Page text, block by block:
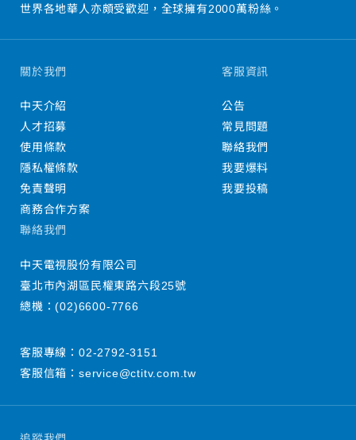
世界各地華人亦頗受歡迎，全球擁有2000萬粉絲。
關於我們
中天介紹
人才招募
使用條款
隱私權條款
免責聲明
商務合作方案
客服資訊
公告
常見問題
聯絡我們
我要爆料
我要投稿
聯絡我們
中天電視股份有限公司
臺北市內湖區民權東路六段25號
總機：(02)6600-7766
客服專線： 02-2792-3151
客服信箱： service@ctitv.com.tw